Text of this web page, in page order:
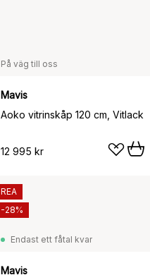
På väg till oss
Mavis
Aoko vitrinskåp 120 cm, Vitlack
12 995 kr
Endast ett fåtal kvar
Mavis
REA
-28%